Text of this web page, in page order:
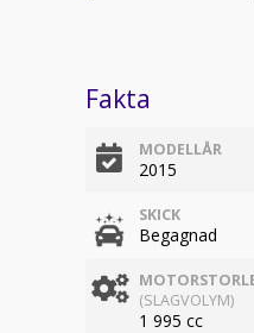
Fakta
MODELLÅR
2015
SKICK
Begagnad
(SLAGVOLYM)
1 995 cc